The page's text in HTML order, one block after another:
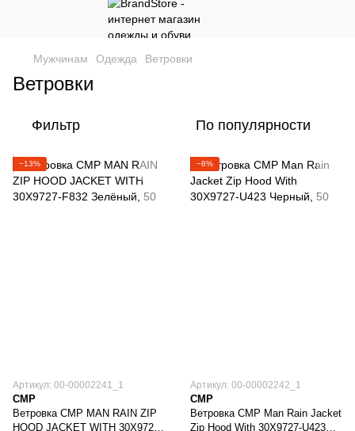
Мужчинам Одежда Ветровки
Ветровки
Фильтр По популярности
−13%
Артикул: 00-00002241_1
CMP
Ветровка CMP MAN RAIN ZIP
HOOD JACKET WITH 30X9727-
−8%
Артикул: 00-00002242_1
CMP
Ветровка CMP Man Rain Jacket
Zip Hood With 30X9727-U423